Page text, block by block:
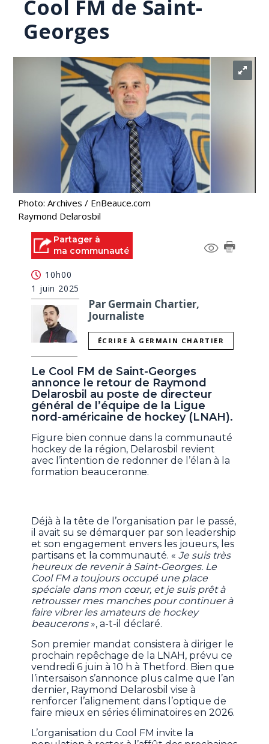
Cool FM de Saint-
Georges
Photo: Archives / EnBeauce.com
Raymond Delarosbil
Partager à
ma communauté
10h00
1 juin 2025
Par Germain Chartier,
Journaliste
ÉCRIRE À GERMAIN CHARTIER
Le Cool FM de Saint-Georges
annonce le retour de Raymond
Delarosbil au poste de directeur
général de l’équipe de la Ligue
nord-américaine de hockey (LNAH).
Figure bien connue dans la communauté
hockey de la région, Delarosbil revient
avec l’intention de redonner de l’élan à la
formation beauceronne.
Déjà à la tête de l’organisation par le passé,
il avait su se démarquer par son leadership
et son engagement envers les joueurs, les
partisans et la communauté. «Je suis très
heureux de revenir à Saint-Georges. Le
Cool FM a toujours occupé une place
spéciale dans mon cœur, et je suis prêt à
retrousser mes manches pour continuer à
faire vibrer les amateurs de hockey
beaucerons», a-t-il déclaré.
Son premier mandat consistera à diriger le
prochain repêchage de la LNAH, prévu ce
vendredi 6 juin à 10 h à Thetford. Bien que
l’intersaison s’annonce plus calme que l’an
dernier, Raymond Delarosbil vise à
renforcer l’alignement dans l’optique de
faire mieux en séries éliminatoires en 2026.
L’organisation du Cool FM invite la